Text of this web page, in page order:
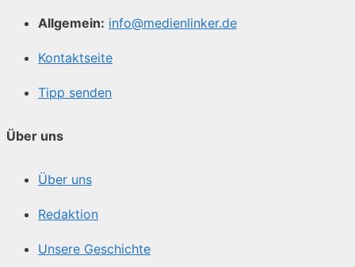
Allgemein: info@medienlinker.de
Kontaktseite
Tipp senden
Über uns
Über uns
Redaktion
Unsere Geschichte